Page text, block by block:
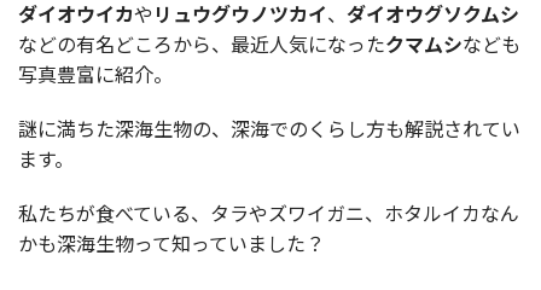
ダイオウイカやリュウグウノツカイ、 ダイオウグソクムシ
などの有名どころから、最近人気になったクマムシなども
写真豊富に紹介。
謎に満ちた深海生物の、深海でのくらし方も解説されてい
ます。
私たちが食べている、タラやズワイガニ、ホタルイカなん
かも深海生物って知っていました？